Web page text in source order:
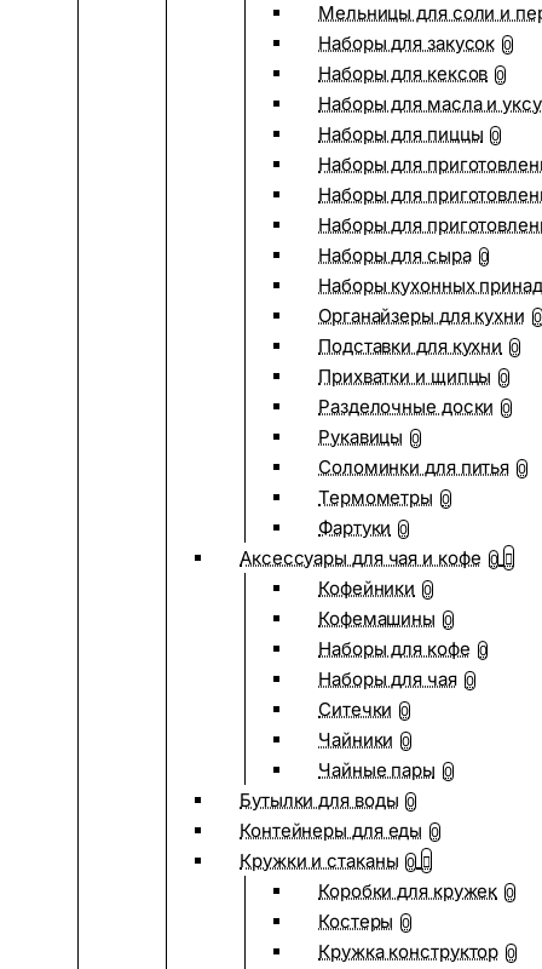
Мельницы для соли и
Наборы для закусок 0
Наборы для кексов 0
Наборы для масла и
Наборы для пиццы 0
Наборы для
Наборы для
Наборы для
Наборы для сыра 0
Наборы кухонных
Органайзеры для кухни 0
Подставки для кухни 0
Прихватки и щипцы 0
Разделочные доски 0
Рукавицы 0
Соломинки для питья 0
Термометры 0
Фартуки 0
Аксессуары для чая и кофе 0
Кофейники 0
Кофемашины 0
Наборы для кофе 0
Наборы для чая 0
Ситечки 0
Чайники 0
Чайные пары 0
Бутылки для воды 0
Контейнеры для еды 0
Кружки и стаканы 0
Коробки для кружек 0
Костеры 0
Кружка конструктор 0